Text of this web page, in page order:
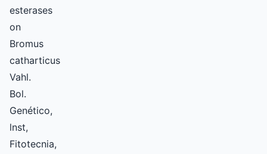
esterases
on
Bromus
catharticus
Vahl.
Bol.
Genético,
lnst,
Fitotecnia,